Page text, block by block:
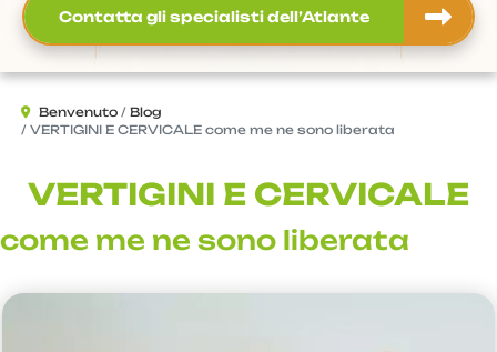
Contatta gli specialisti dell’Atlante
Benvenuto
Blog
VERTIGINI E CERVICALE come me ne sono liberata
VERTIGINI E CERVICALE
come me ne sono liberata